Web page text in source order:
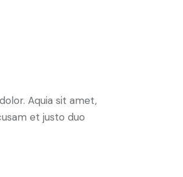
Aquia sit amet,
et justo duo